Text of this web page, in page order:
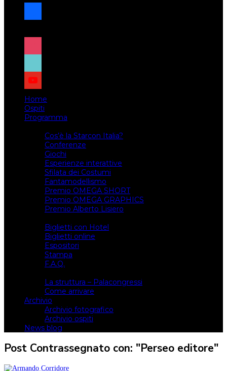
facebook
x
instagram
tiktok
youtube
Home
Ospiti
Programma
Cos’è la Starcon Italia?
Conferenze
Giochi
Esperienze interattive
Sfilata dei Costumi
Fantamodellismo
Premio OMEGA SHORT
Premio OMEGA GRAPHICS
Premio Alberto Lisiero
Biglietti con Hotel
Biglietti online
Espositori
Stampa
F.A.Q.
La struttura – Palacongressi
Come arrivare
Archivio
Archivio fotografico
Archivio ospiti
News blog
Post Contrassegnato con: "Perseo editore"